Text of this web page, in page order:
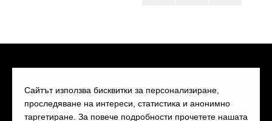
Сайтът използва бисквитки за персонализиране,
проследяване на интереси, статистика и анонимно
таргетиране. За повече подробности прочетете нашата